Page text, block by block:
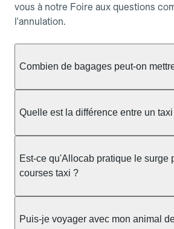
vous à notre Foire aux questions
l'annulation.
Combien de bagages peut-on
taxi berline accueille en général
ou nombreux, précisez-le dans le
au chauffeur" lors de la réservation.
pas impacté par le nombre de
Quelle est la différence entre un
prendre en charge directement
station ou sur réservation, avec un
réservation et propose un prix fixe
l'avance. Chez Allocab, réservez
Est-ce qu'Allocab pratique le surge
courses taxi ?
réglementation préfectorale et suit
Puis-je voyager avec mon animal